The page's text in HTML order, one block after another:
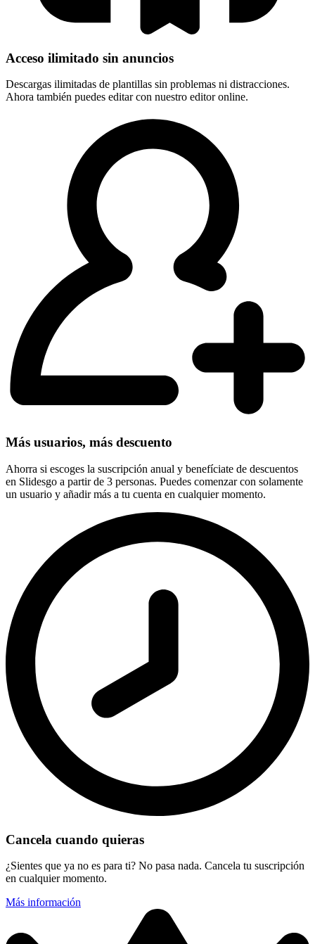
Acceso ilimitado sin anuncios
Descargas ilimitadas de plantillas sin problemas ni distracciones.
Ahora también puedes editar con nuestro editor online.
Más usuarios, más descuento
Ahorra si escoges la suscripción anual y benefíciate de descuentos
en Slidesgo a partir de 3 personas. Puedes comenzar con solamente
un usuario y añadir más a tu cuenta en cualquier momento.
Cancela cuando quieras
¿Sientes que ya no es para ti? No pasa nada. Cancela tu suscripción
en cualquier momento.
Más información